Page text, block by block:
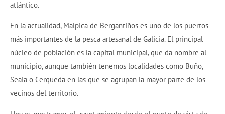
atlántico.
En la actualidad, Malpica de Bergantiños es uno de los puertos
más importantes de la pesca artesanal de Galicia. El principal
núcleo de población es la capital municipal, que da nombre al
municipio, aunque también tenemos localidades como Buño,
Seaia o Cerqueda en las que se agrupan la mayor parte de los
vecinos del territorio.